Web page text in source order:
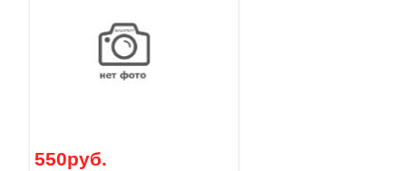
550руб.